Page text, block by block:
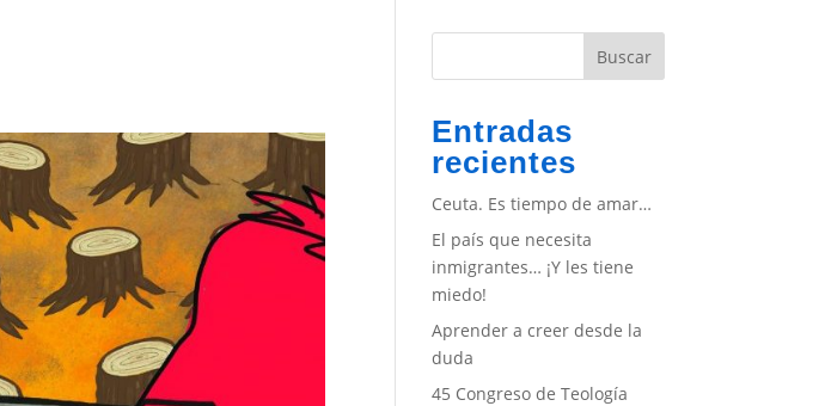
Buscar
Entradas
recientes
Ceuta. Es tiempo de amar…
El país que necesita
inmigrantes… ¡Y les tiene
miedo!
Aprender a creer desde la
duda
45 Congreso de Teología